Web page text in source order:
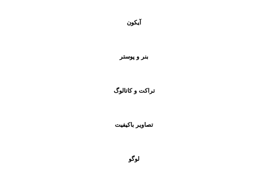
آیکون
بنر و پوستر
تراکت و کاتالوگ
تصاویر باکیفیت
لوگو